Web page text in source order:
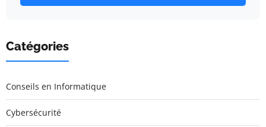
Catégories
Conseils en Informatique
Cybersécurité